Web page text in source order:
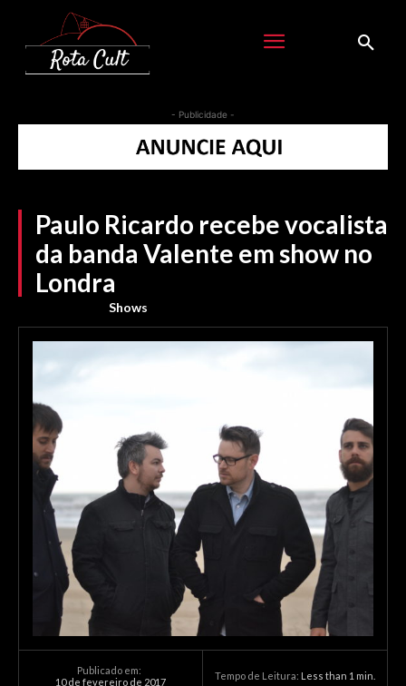
- Publicidade -
Paulo Ricardo recebe vocalista
da banda Valente em show no
Londra
Shows
Publicado em:
10 de fevereiro de 2017
Tempo de Leitura: Less than 1 min.